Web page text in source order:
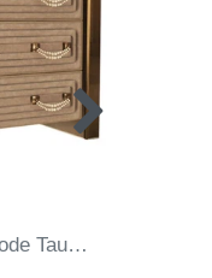
CPBlack Luxus Kommode Taupefarben / Gold - Verspiegelte Kommode mit 3 Schubladen und Swarovski Perlen